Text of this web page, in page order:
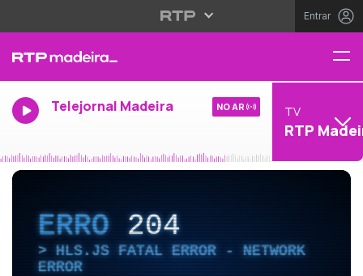
Entrar
Telejornal Madeira NO AR TV
RTP
ERRO204
HLS.JS FATAL ERROR - NETWORK
ERROR